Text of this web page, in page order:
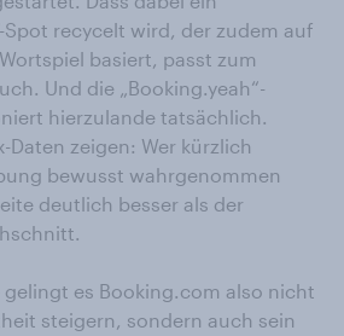
Spot recycelt wird, der zudem auf
basiert, passt zum
Und die „Booking.yeah“-
hierzulande tatsächlich.
Daten zeigen: Wer kürzlich
bewusst wahrgenommen
deutlich besser als der
es Booking.com also nicht
steigern, sondern auch sein